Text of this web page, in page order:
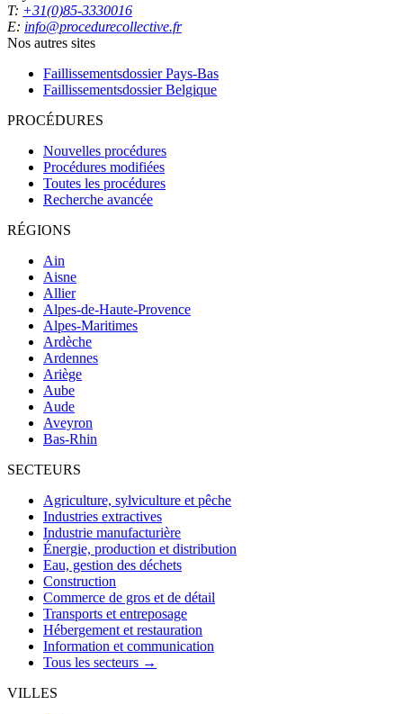
T: +31(0)85-3330016
E: info@procedurecollective.fr
Nos autres sites
Faillissementsdossier Pays-Bas
Faillissementsdossier Belgique
PROCÉDURES
Nouvelles procédures
Procédures modifiées
Toutes les procédures
Recherche avancée
RÉGIONS
Ain
Aisne
Allier
Alpes-de-Haute-Provence
Alpes-Maritimes
Ardèche
Ardennes
Ariège
Aube
Aude
Aveyron
Bas-Rhin
SECTEURS
Agriculture, sylviculture et pêche
Industries extractives
Industrie manufacturière
Énergie, production et distribution
Eau, gestion des déchets
Construction
Commerce de gros et de détail
Transports et entreposage
Hébergement et restauration
Information et communication
Tous les secteurs →
VILLES